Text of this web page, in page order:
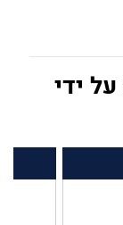
ידי